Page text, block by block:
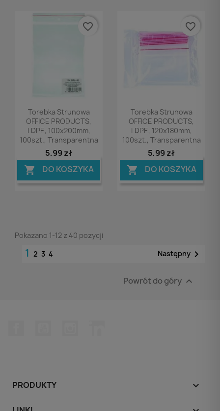
Podgląd
Torebka Strunowa
OFFICE PRODUCTS,
LDPE, 100x200mm,
100szt., Transparentna
5,99 zł
 DO KOSZYKA
favorite_border
Podgląd
Torebka Strunowa
OFFICE PRODUCTS,
LDPE, 120x180mm,
100szt., Transparentna
5,99 zł
 DO KOSZYKA
favorite_border
Pokazano 1-12 z 40 pozycji
1 2 3 4 Następny 
Powrót do góry 
PRODUKTY 